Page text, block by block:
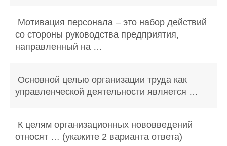
Мотивация персонала – это набор действий
со стороны руководства предприятия,
направленный на …
Основной целью организации труда как
управленческой деятельности является …
К целям организационных нововведений
относят … (укажите 2 варианта ответа)